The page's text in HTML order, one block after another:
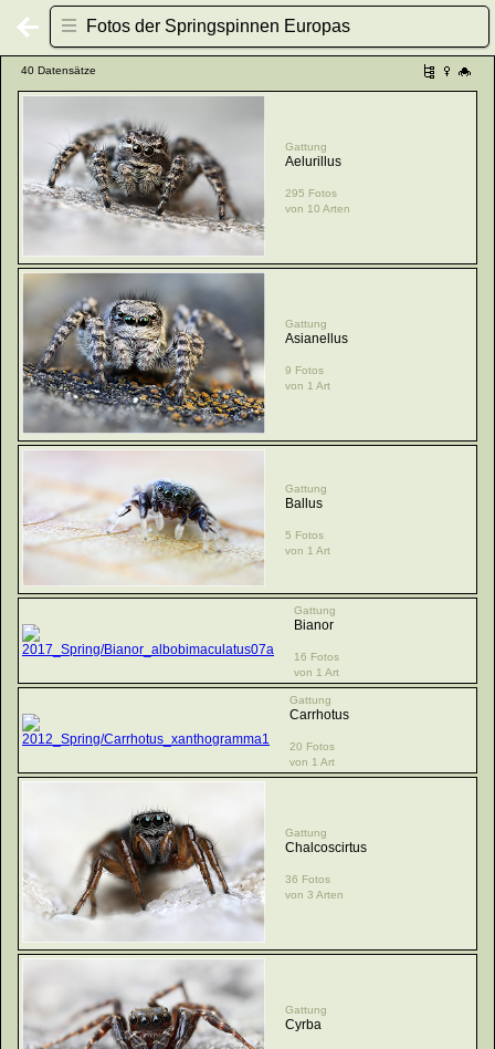
Fotos der Springspinnen Europas
40 Datensätze
Gattung
Aelurillus
295 Fotos
von 10 Arten
Gattung
Asianellus
9 Fotos
von 1 Art
Gattung
Ballus
5 Fotos
von 1 Art
Gattung
Bianor
16 Fotos
von 1 Art
Gattung
Carrhotus
20 Fotos
von 1 Art
Gattung
Chalcoscirtus
36 Fotos
von 3 Arten
Gattung
Cyrba